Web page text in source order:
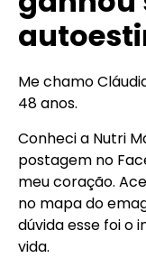
Me chamo
48 anos.
Conheci a Nutri
postagem no
meu coração.
no mapa do
dúvida esse foi o
vida.